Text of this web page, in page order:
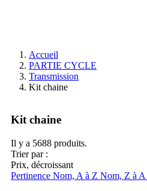
Accueil
PARTIE CYCLE
Transmission
Kit chaine
Kit chaine
Il y a 5688 produits.
Trier par :
Prix, décroissant
Pertinence Nom, A à Z Nom, Z à A